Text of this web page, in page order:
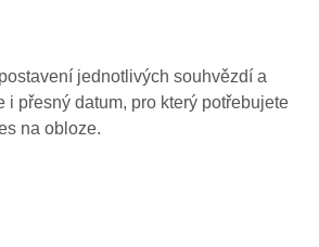
jednotlivých souhvězdí a
i přesný datum, pro který potřebujete
na obloze.